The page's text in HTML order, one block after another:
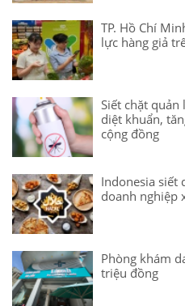
TP. Hồ Chí
lực hàng giả
Siết chặt quản
diệt khuẩn,
cộng đồng
Indonesia siết
doanh nghiệp
Phòng khám
triệu đồng